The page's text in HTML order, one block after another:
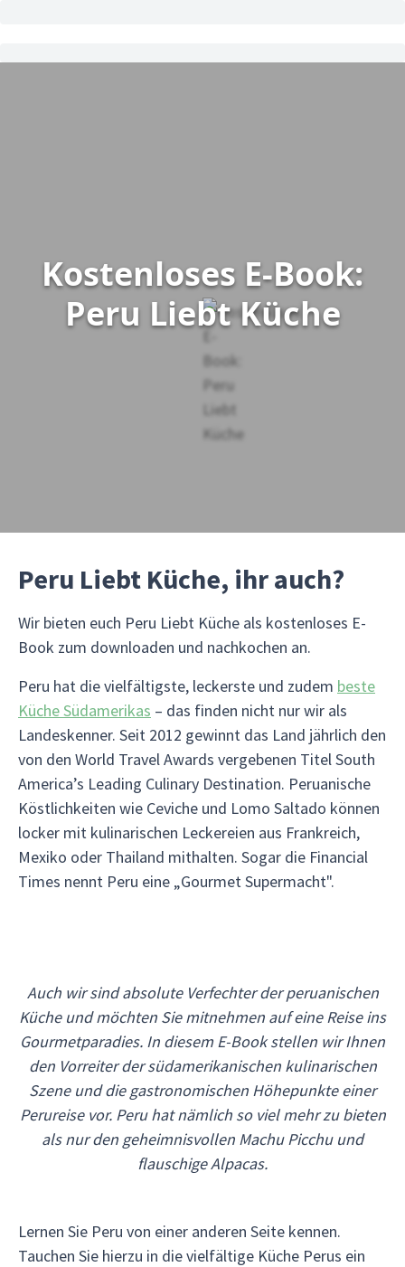
Kostenloses E-Book:
Peru Liebt Küche
Peru Liebt Küche, ihr auch?
Wir bieten euch Peru Liebt Küche als kostenloses E-
Book zum downloaden und nachkochen an.
Peru hat die vielfältigste, leckerste und zudem beste
Küche Südamerikas – das finden nicht nur wir als
Landeskenner. Seit 2012 gewinnt das Land jährlich den
von den World Travel Awards vergebenen Titel South
America’s Leading Culinary Destination. Peruanische
Köstlichkeiten wie Ceviche und Lomo Saltado können
locker mit kulinarischen Leckereien aus Frankreich,
Mexiko oder Thailand mithalten. Sogar die Financial
Times nennt Peru eine „Gourmet Supermacht".
Auch wir sind absolute Verfechter der peruanischen
Küche und möchten Sie mitnehmen auf eine Reise ins
Gourmetparadies. In diesem E-Book stellen wir Ihnen
den Vorreiter der südamerikanischen kulinarischen
Szene und die gastronomischen Höhepunkte einer
Perureise vor. Peru hat nämlich so viel mehr zu bieten
als nur den geheimnisvollen Machu Picchu und
flauschige Alpacas.
Lernen Sie Peru von einer anderen Seite kennen.
Tauchen Sie hierzu in die vielfältige Küche Perus ein